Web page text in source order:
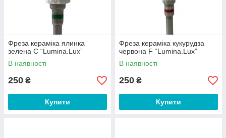
Фреза кераміка ялинка
зелена С “Lumina.Lux”
В наявності
250 ₴
Купити
Фреза кераміка кукурудза
червона F “Lumina.Lux”
В наявності
250 ₴
Купити